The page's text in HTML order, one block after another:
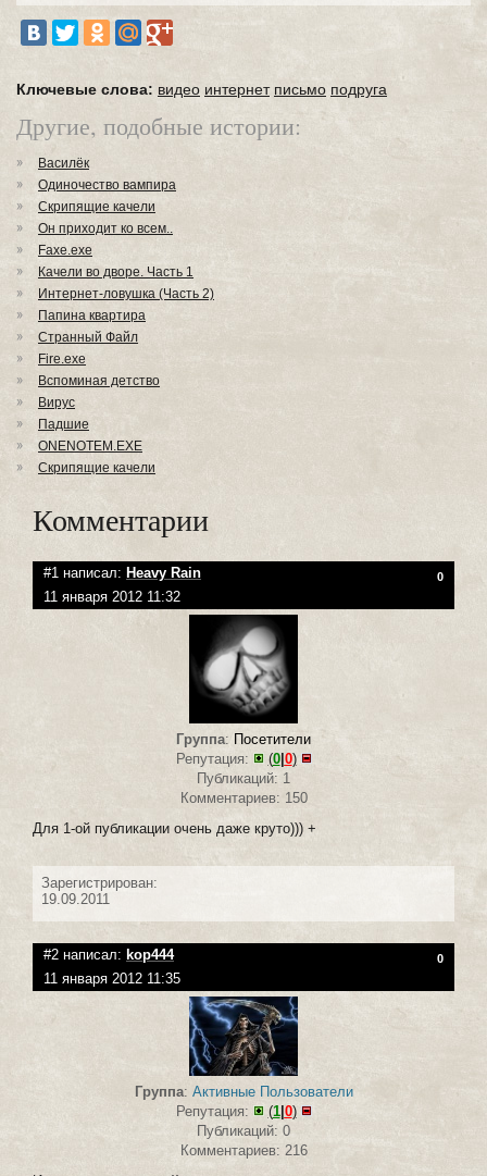
Ключевые слова: видео интернет письмо подруга
Другие, подобные истории:
Василёк
Одиночество вампира
Скрипящие качели
Он приходит ко всем..
Faxe.exe
Качели во дворе. Часть 1
Интернет-ловушка (Часть 2)
Папина квартира
Странный Файл
Fire.exe
Вспоминая детство
Вирус
Падшие
ONENOTEM.EXE
Скрипящие качели
Комментарии
#1 написал: Heavy Rain 0
11 января 2012 11:32
Группа: Посетители
Репутация:
(0| 0)
Публикаций: 1
Комментариев: 150
Для 1-ой публикации очень даже круто))) +
Зарегистрирован:
19.09.2011
#2 написал: kop444 0
11 января 2012 11:35
Группа: Активные Пользователи
Репутация:
(1| 0)
Публикаций: 0
Комментариев: 216